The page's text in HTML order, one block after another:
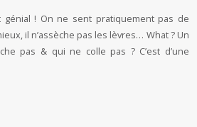
! On ne sent pratiquement pas de
il n’assèche pas les lèvres… What ? Un
pas & qui ne colle pas ? C’est d’une